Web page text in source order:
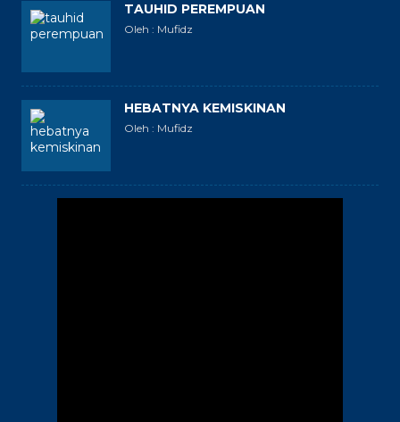
TAUHID PEREMPUAN
Oleh : Mufidz
HEBATNYA KEMISKINAN
Oleh : Mufidz